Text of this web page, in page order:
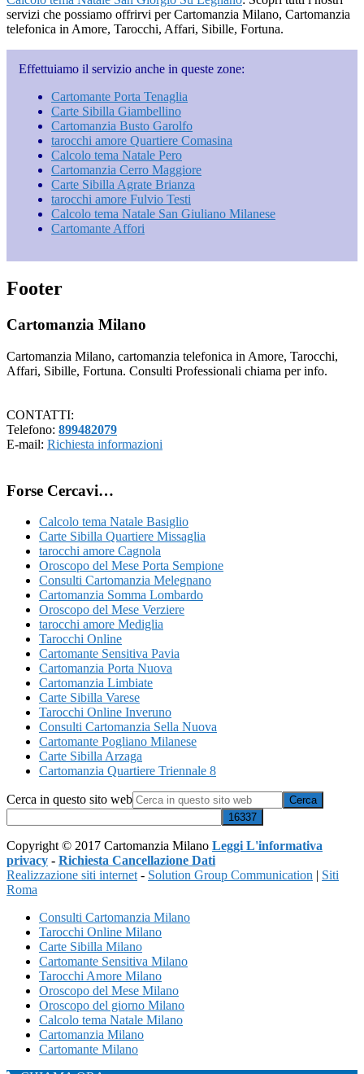
servizi che possiamo offrirvi per Cartomanzia Milano, Cartomanzia
telefonica in Amore, Tarocchi, Affari, Sibille, Fortuna.
Effettuiamo il servizio anche in queste zone:
Cartomante Porta Tenaglia
Carte Sibilla Giambellino
Cartomanzia Busto Garolfo
tarocchi amore Quartiere Comasina
Calcolo tema Natale Pero
Cartomanzia Cerro Maggiore
Carte Sibilla Agrate Brianza
tarocchi amore Fulvio Testi
Calcolo tema Natale San Giuliano Milanese
Cartomante Affori
Footer
Cartomanzia Milano
Cartomanzia Milano, cartomanzia telefonica in Amore, Tarocchi,
Affari, Sibille, Fortuna. Consulti Professionali chiama per info.
CONTATTI:
Telefono: 899482079
E-mail: Richiesta informazioni
Forse Cercavi…
Calcolo tema Natale Basiglio
Carte Sibilla Quartiere Missaglia
tarocchi amore Cagnola
Oroscopo del Mese Porta Sempione
Consulti Cartomanzia Melegnano
Cartomanzia Somma Lombardo
Oroscopo del Mese Verziere
tarocchi amore Mediglia
Tarocchi Online
Cartomante Sensitiva Pavia
Cartomanzia Porta Nuova
Cartomanzia Limbiate
Carte Sibilla Varese
Tarocchi Online Inveruno
Consulti Cartomanzia Sella Nuova
Cartomante Pogliano Milanese
Carte Sibilla Arzaga
Cartomanzia Quartiere Triennale 8
Cerca in questo sito web
Copyright © 2017 Cartomanzia Milano Leggi L'informativa
privacy - Richiesta Cancellazione Dati
Realizzazione siti internet- Solution Group Communication | Siti
Roma
Consulti Cartomanzia Milano
Tarocchi Online Milano
Carte Sibilla Milano
Cartomante Sensitiva Milano
Tarocchi Amore Milano
Oroscopo del Mese Milano
Oroscopo del giorno Milano
Calcolo tema Natale Milano
Cartomanzia Milano
Cartomante Milano